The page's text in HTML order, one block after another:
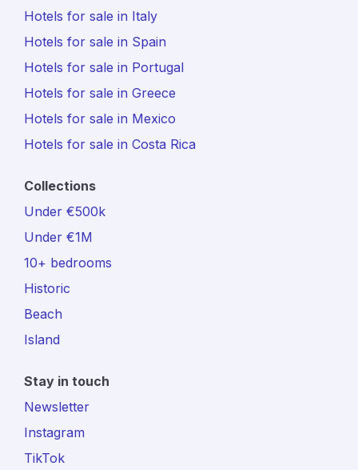
Hotels for sale in Italy
Hotels for sale in Spain
Hotels for sale in Portugal
Hotels for sale in Greece
Hotels for sale in Mexico
Hotels for sale in Costa Rica
Collections
Under €500k
Under €1M
10+ bedrooms
Historic
Beach
Island
Stay in touch
Newsletter
Instagram
TikTok